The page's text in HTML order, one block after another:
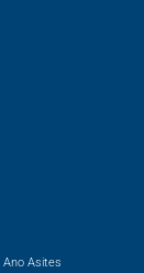
Ano Asites